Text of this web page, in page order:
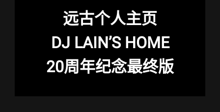
远古个人主页
DJ LAIN’S HOME
20周年纪念最终版